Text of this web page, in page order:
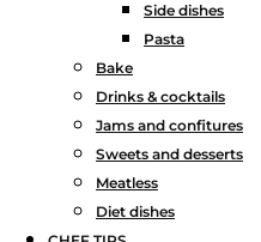
Side dishes
Pasta
Bake
Drinks & cocktails
Jams and confitures
Sweets and desserts
Meatless
Diet dishes